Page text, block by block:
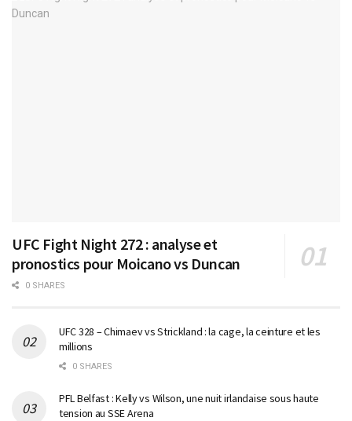
UFC Fight Night 272 : analyse et
pronostics pour Moicano vs Duncan
0 SHARES
UFC 328 – Chimaev vs Strickland : la cage, la ceinture et les
millions
0 SHARES
PFL Belfast : Kelly vs Wilson, une nuit irlandaise sous haute
tension au SSE Arena